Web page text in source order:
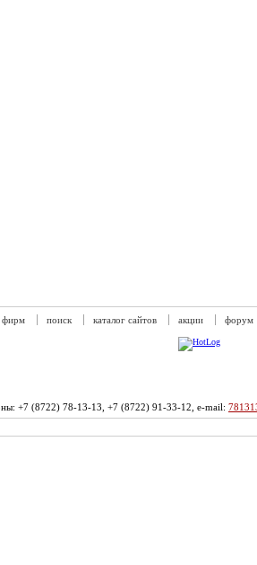
фирм поиск каталог сайтов акции форум
+7 (8722) 78-13-13, +7 (8722) 91-33-12, e-mail: